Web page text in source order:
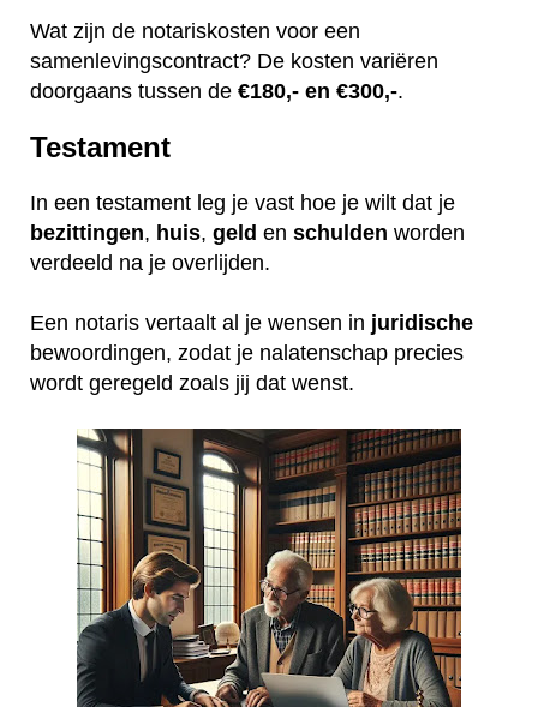
Wat zijn de notariskosten voor een
samenlevingscontract? De kosten variëren
doorgaans tussen de €180,- en €300,-.
Testament
In een testament leg je vast hoe je wilt dat je
bezittingen, huis, geld en schulden worden
verdeeld na je overlijden.
Een notaris vertaalt al je wensen in juridische
bewoordingen, zodat je nalatenschap precies
wordt geregeld zoals jij dat wenst.